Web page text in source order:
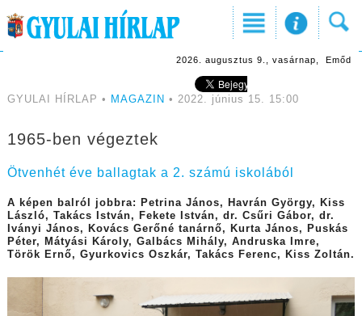
2026. augusztus 9., vasárnap, Emőd
GYULAI HÍRLAP • MAGAZIN • 2022. június 15. 15:00
1965-ben végeztek
Ötvenhét éve ballagtak a 2. számú iskolából
A képen balról jobbra: Petrina János, Havrán György, Kiss
László, Takács István, Fekete István, dr. Csűri Gábor, dr.
Iványi János, Kovács Gerőné tanárnő, Kurta János, Puskás
Péter, Mátyási Károly, Galbács Mihály, Andruska Imre,
Török Ernő, Gyurkovics Oszkár, Takács Ferenc, Kiss Zoltán.